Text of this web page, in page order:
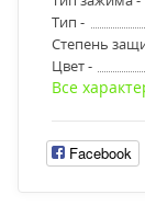
Тип -
Степень
Цвет -
Все
Facebook